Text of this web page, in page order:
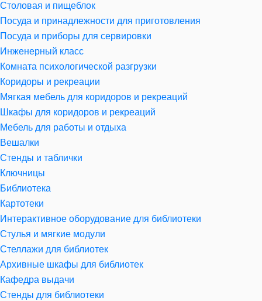
Столовая и пищеблок
Посуда и принадлежности для приготовления
Посуда и приборы для сервировки
Инженерный класс
Комната психологической разгрузки
Коридоры и рекреации
Мягкая мебель для коридоров и рекреаций
Шкафы для коридоров и рекреаций
Мебель для работы и отдыха
Вешалки
Стенды и таблички
Ключницы
Библиотека
Картотеки
Интерактивное оборудование для библиотеки
Стулья и мягкие модули
Стеллажи для библиотек
Архивные шкафы для библиотек
Кафедра выдачи
Стенды для библиотеки